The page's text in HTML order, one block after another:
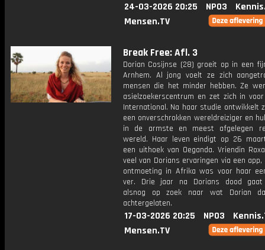
24-03-2026 20:25 NPO3
Mensen.TV
Break Free: Afl. 3
Dorian Cosijnse (28) groeit op in een
Arnhem. Al jong voelt ze zich
mensen die het minder hebben. Ze
asielzoekerscentrum en zet zich in
International. Na haar studie ontwikkelt
een onverschrokken wereldreiziger en
in de armste en meest afgelegen
wereld. Haar leven eindigt op 26
een uithoek van Oeganda. Vriendin
veel van Dorians ervaringen via een
ontmoeting in Afrika was voor haar
ver. Drie jaar na Dorians dood gaat
alsnog op zoek naar wat Dorian
achtergelaten.
17-03-2026 20:25 NPO3
Mensen.TV